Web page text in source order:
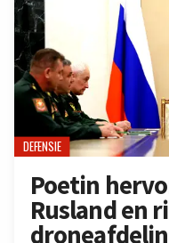
DEFENSIE
Poetin
Rusland en